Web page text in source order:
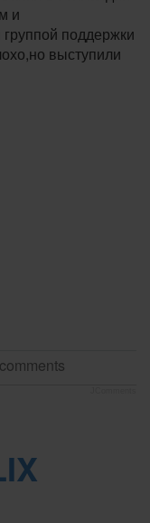
и
поддержки
выступили